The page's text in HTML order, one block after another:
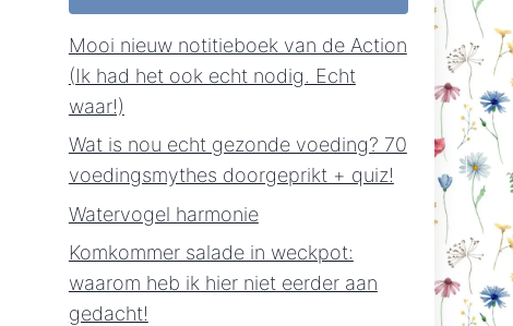
Mooi nieuw notitieboek van de Action
(Ik had het ook echt nodig. Echt
waar!)
Wat is nou echt gezonde voeding? 70
voedingsmythes doorgeprikt + quiz!
Watervogel harmonie
Komkommer salade in weckpot:
waarom heb ik hier niet eerder aan
gedacht!